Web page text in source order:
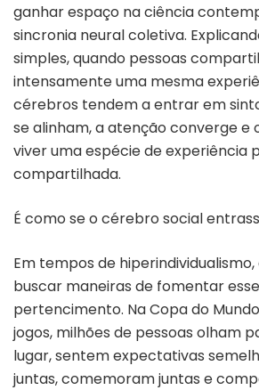
ganhar espaço na ciência
sincronia neural coletiva.
simples, quando pessoas
intensamente uma mesma
cérebros tendem a entrar em
se alinham, a atenção converge e
viver uma espécie de experiência
compartilhada.
É como se o cérebro social
Em tempos de
buscar maneiras de fomentar
pertencimento. Na Copa do
jogos, milhões de pessoas olham
lugar, sentem expectativas
juntas, comemoram juntas e